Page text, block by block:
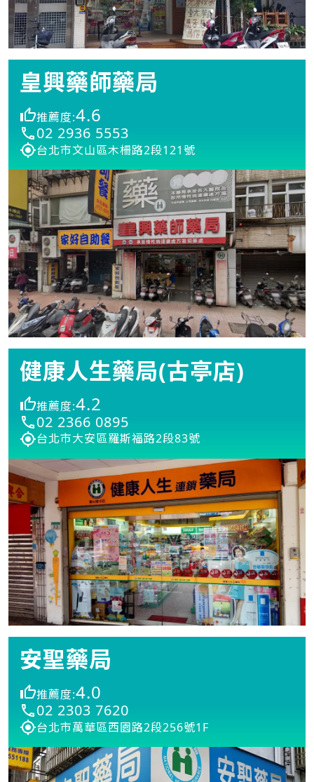
皇興藥師藥局
推薦度:4.6
02 2936 5553
台北市文山區木柵路2段121號
健康人生藥局(古亭店)
推薦度:4.2
02 2366 0895
台北市大安區羅斯福路2段83號
安聖藥局
推薦度:4.0
02 2303 7620
台北市萬華區西園路2段256號1F